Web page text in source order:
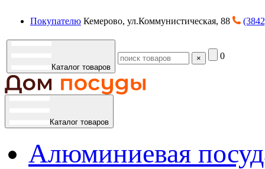
Покупателю Кемерово, ул.Коммунистическая, 88
Каталог товаров
× 0
Каталог товаров
Алюминиевая